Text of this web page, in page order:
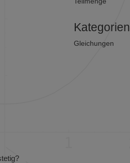
Kategorien
Gleichungen